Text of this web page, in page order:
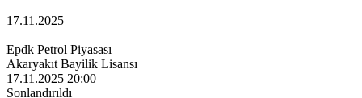
17.11.2025
Epdk Petrol Piyasası
Akaryakıt Bayilik Lisansı
17.11.2025 20:00
Sonlandırıldı